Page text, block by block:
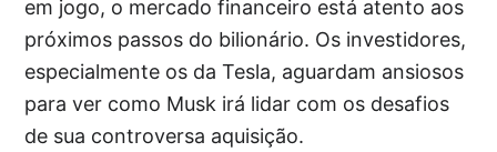
em jogo, o mercado financeiro está atento aos
próximos passos do bilionário. Os investidores,
especialmente os da Tesla, aguardam ansiosos
para ver como Musk irá lidar com os desafios
de sua controversa aquisição.